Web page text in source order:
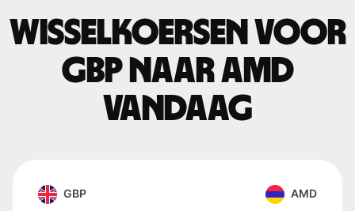
Wisselkoersen voor
GBP naar AMD
vandaag
GBP AMD